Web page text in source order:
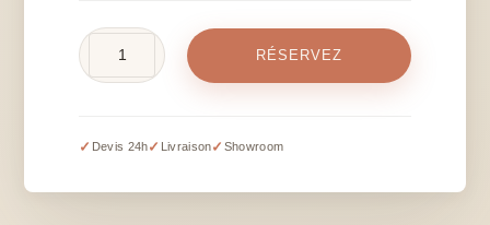
bougeoirs
pour
RÉSERVEZ
✓ Devis 24h✓ Livraison✓ Showroom